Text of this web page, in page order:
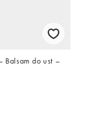
Balsam do ust –